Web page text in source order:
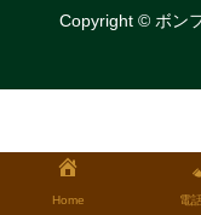
タルトレット
全国発送可能ギフト
Copyright © ボン
Home 電